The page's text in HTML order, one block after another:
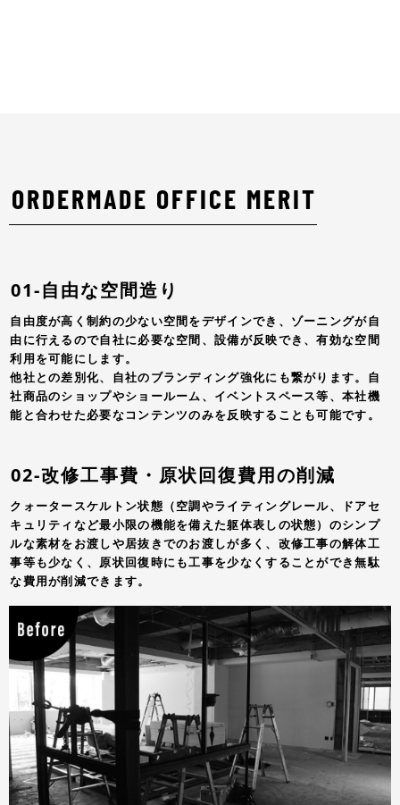
ORDERMADE OFFICE MERIT
01-自由な空間造り
自由度が高く制約の少ない空間をデザインでき、ゾーニングが自
由に行えるので自社に必要な空間、設備が反映でき、有効な空間
利用を可能にします。
他社との差別化、自社のブランディング強化にも繋がります。自
社商品のショップやショールーム、イベントスペース等、本社機
能と合わせた必要なコンテンツのみを反映することも可能です。
02-改修工事費・原状回復費用の削減
クォータースケルトン状態（空調やライティングレール、ドアセ
キュリティなど最小限の機能を備えた躯体表しの状態）のシンプ
ルな素材をお渡しや居抜きでのお渡しが多く、改修工事の解体工
事等も少なく、原状回復時にも工事を少なくすることができ無駄
な費用が削減できます。